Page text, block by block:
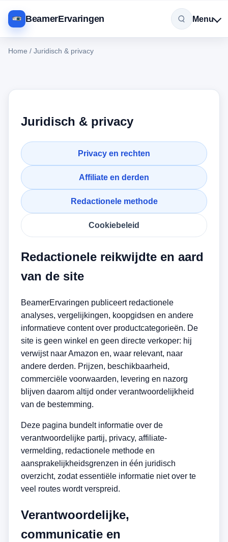
BeamerErvaringen Menu
Home / Juridisch & privacy
Juridisch & privacy
Privacy en rechten
Affiliate en derden
Redactionele methode
Cookiebeleid
Redactionele reikwijdte en aard
van de site
BeamerErvaringen publiceert redactionele
analyses, vergelijkingen, koopgidsen en andere
informatieve content over productcategorieën. De
site is geen winkel en geen directe verkoper: hij
verwijst naar Amazon en, waar relevant, naar
andere derden. Prijzen, beschikbaarheid,
commerciële voorwaarden, levering en nazorg
blijven daarom altijd onder verantwoordelijkheid
van de bestemming.
Deze pagina bundelt informatie over de
verantwoordelijke partij, privacy, affiliate-
vermelding, redactionele methode en
aansprakelijkheidsgrenzen in één juridisch
overzicht, zodat essentiële informatie niet over te
veel routes wordt verspreid.
Verantwoordelijke,
communicatie en